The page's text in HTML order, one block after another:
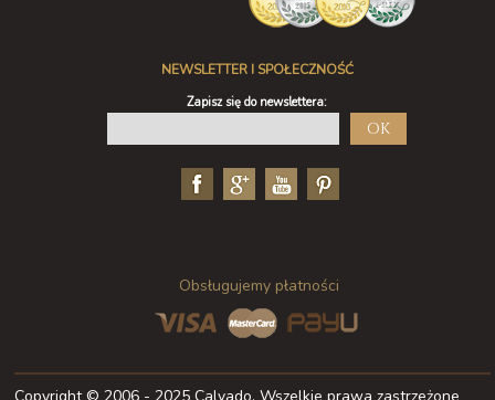
NEWSLETTER I SPOŁECZNOŚĆ
Zapisz się do newslettera:
OK
Obsługujemy płatności